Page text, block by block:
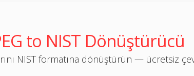
to NIST Dönüştürücü
NIST formatına dönüştürün — ücretsiz